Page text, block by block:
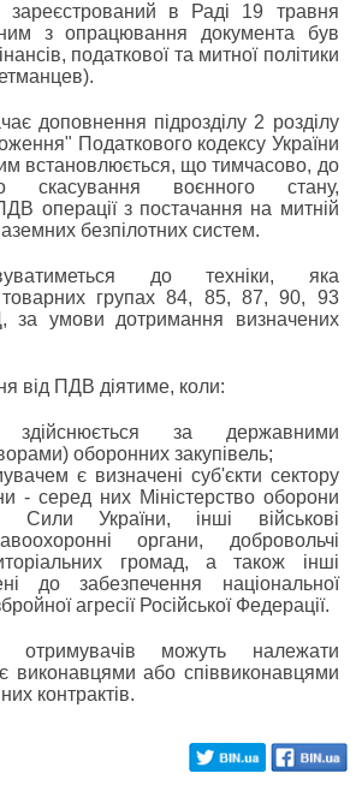
зареєстрований в Раді 19 травня
з опрацювання документа був
податкової та митної політики
доповнення підрозділу 2 розділу
Податкового кодексу України
встановлюється, що тимчасово, до
скасування воєнного стану,
операції з постачання на митній
безпілотних систем.
до техніки, яка
товарних групах 84, 85, 87, 90, 93
за умови дотримання визначених
від ПДВ діятиме, коли:
за державними
оборонних закупівель;
є визначені суб'єкти сектору
- серед них Міністерство оборони
Сили України, інші військові
органи, добровольчі
громад, а також інші
до забезпечення національної
агресії Російської Федерації.
можуть належати
є виконавцями або співвиконавцями
контрактів.